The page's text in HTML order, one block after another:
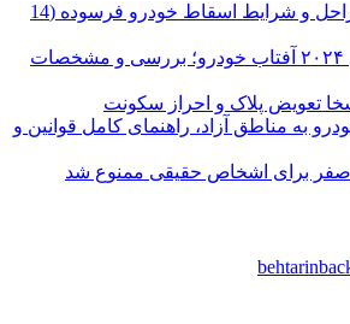
راهنمای کامل مراحل و شرایط اسقاط خودرو فرسوده (14
مزدا CX-30 مدل ۲۰۲۴ آفتاب خودرو؛ بررسی و مشخصات
تعویض پلاک و احراز سکونت
به مناطق آزاد، راهنمای کامل قوانین و
برای اشخاص حقیقی ممنوع شد